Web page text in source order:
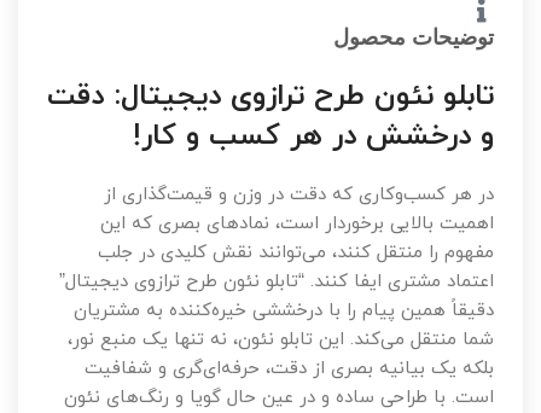
توضیحات محصول
تابلو نئون طرح ترازوی دیجیتال: دقت
و درخشش در هر کسب و کار!
در هر کسب‌وکاری که دقت در وزن و قیمت‌گذاری از
اهمیت بالایی برخوردار است، نمادهای بصری که این
مفهوم را منتقل کنند، می‌توانند نقش کلیدی در جلب
اعتماد مشتری ایفا کنند. “تابلو نئون طرح ترازوی دیجیتال”
دقیقاً همین پیام را با درخششی خیره‌کننده به مشتریان
شما منتقل می‌کند. این تابلو نئون، نه تنها یک منبع نور،
بلکه یک بیانیه بصری از دقت، حرفه‌ای‌گری و شفافیت
است. با طراحی ساده و در عین حال گویا و رنگ‌های نئون